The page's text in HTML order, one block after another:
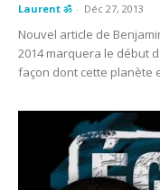
Laurent ॐ - Déc 27, 2013
Nouvel article de
2014 marquera le début
façon dont cette planète